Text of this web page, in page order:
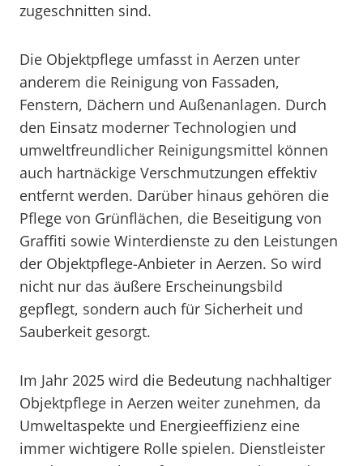
zugeschnitten sind.
Die Objektpflege umfasst in Aerzen unter
anderem die Reinigung von Fassaden,
Fenstern, Dächern und Außenanlagen. Durch
den Einsatz moderner Technologien und
umweltfreundlicher Reinigungsmittel können
auch hartnäckige Verschmutzungen effektiv
entfernt werden. Darüber hinaus gehören die
Pflege von Grünflächen, die Beseitigung von
Graffiti sowie Winterdienste zu den Leistungen
der Objektpflege-Anbieter in Aerzen. So wird
nicht nur das äußere Erscheinungsbild
gepflegt, sondern auch für Sicherheit und
Sauberkeit gesorgt.
Im Jahr 2025 wird die Bedeutung nachhaltiger
Objektpflege in Aerzen weiter zunehmen, da
Umweltaspekte und Energieeffizienz eine
immer wichtigere Rolle spielen. Dienstleister